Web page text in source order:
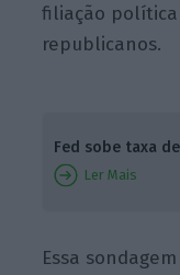
filiação
republicanos.
Fed sobe taxa
Ler Mais
Essa